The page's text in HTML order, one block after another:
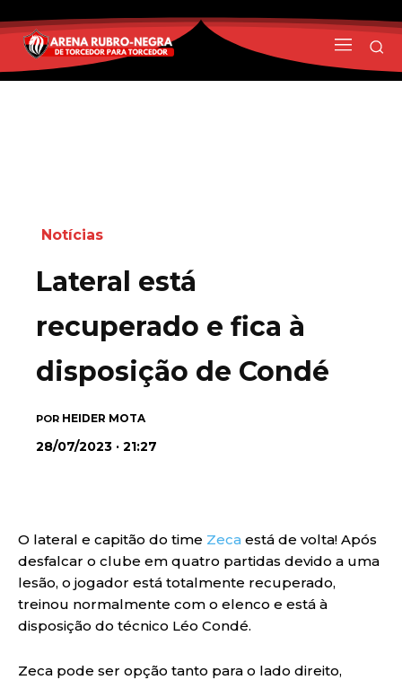
Notícias
Lateral está
recuperado e fica à
disposição de Condé
POR HEIDER MOTA
28/07/2023 · 21:27
O lateral e capitão do time Zeca está de volta! Após
desfalcar o clube em quatro partidas devido a uma
lesão, o jogador está totalmente recuperado,
treinou normalmente com o elenco e está à
disposição do técnico Léo Condé.
Zeca pode ser opção tanto para o lado direito,